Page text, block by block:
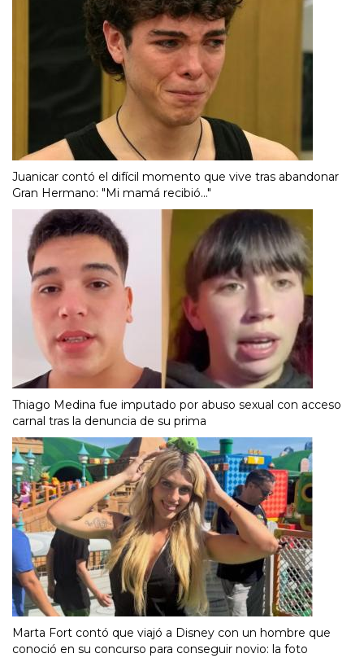
Juanicar contó el difícil momento que vive tras abandonar
Gran Hermano: "Mi mamá recibió..."
Thiago Medina fue imputado por abuso sexual con acceso
carnal tras la denuncia de su prima
Marta Fort contó que viajó a Disney con un hombre que
conoció en su concurso para conseguir novio: la foto